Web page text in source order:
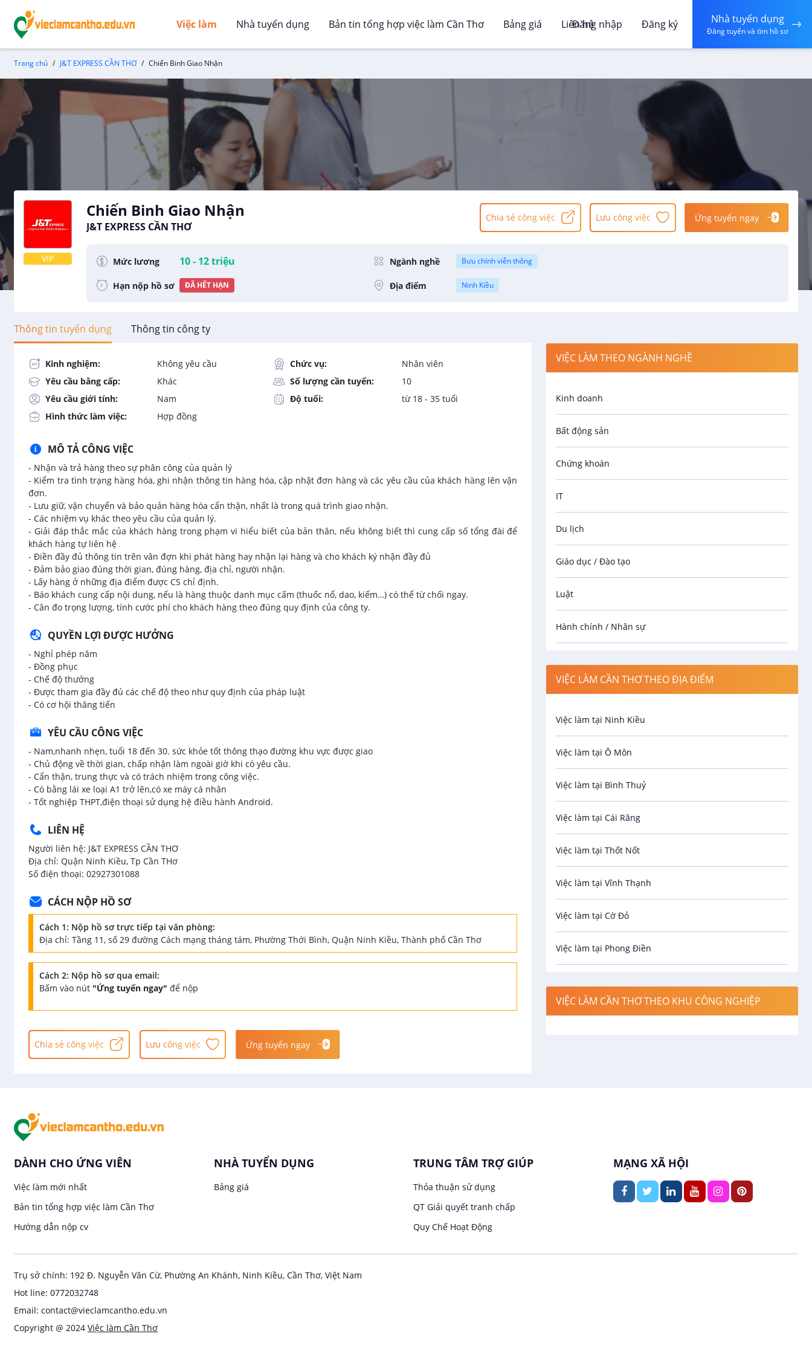
Việc làm Nhà tuyển dụng Bản tin tổng hợp việc làm Cần Thơ Bảng giá Liên hệ
Đăng nhập Đăng ký Nhà tuyển dụng
Đăng tuyển và tìm hồ sơ
Trang chủ J&T EXPRESS CẦN THƠ Chiến Binh Giao Nhận
VIP
Chiến Binh Giao Nhận
J&T EXPRESS CẦN THƠ
Chia sẻ công việc Lưu công việc Ứng tuyển ngay
Mức lương 10 - 12 triệu Ngành nghề Bưu chính viễn thông
Hạn nộp hồ sơ ĐÃ HẾT HẠN Địa điểm Ninh Kiều
Thông tin tuyển dụng Thông tin công ty
Kinh nghiệm: Không yêu cầu Chức vụ:
Nhân viên
Yêu cầu bằng cấp:
Khác Số lượng cần tuyển:
10
Yêu cầu giới tính:
Nam Độ tuổi:
từ 18 - 35 tuổi
Hình thức làm việc:
Hợp đồng
MÔ TẢ CÔNG VIỆC
- Nhận và trả hàng theo sự phân công của quản lý
- Kiểm tra tình trạng hàng hóa, ghi nhận thông tin hàng hóa, cập nhật đơn hàng và các yêu cầu của khách hàng lên vận
đơn.
- Lưu giữ, vận chuyển và bảo quản hàng hóa cẩn thận, nhất là trong quá trình giao nhận.
- Các nhiệm vụ khác theo yêu cầu của quản lý.
- Giải đáp thắc mắc của khách hàng trong phạm vi hiểu biết của bản thân, nếu không biết thì cung cấp số tổng đài để
khách hàng tự liên hệ
- Điền đầy đủ thông tin trên vân đợn khi phát hàng hay nhận lại hàng và cho khách ký nhận đầy đủ
- Đảm bảo giao đúng thời gian, đúng hàng, địa chỉ, người nhận.
- Lấy hàng ở những địa điểm được CS chỉ định.
- Báo khách cung cấp nội dung, nếu là hàng thuộc danh mục cấm (thuốc nổ, dao, kiếm…) có thể từ chối ngay.
- Cân đo trọng lượng, tính cước phí cho khách hàng theo đúng quy định của công ty.
QUYỀN LỢI ĐƯỢC HƯỞNG
- Nghỉ phép năm
- Đồng phục
- Chế độ thưởng
- Được tham gia đầy đủ các chế độ theo như quy định của pháp luật
- Có cơ hội thăng tiến
YÊU CẦU CÔNG VIỆC
- Nam,nhanh nhẹn, tuổi 18 đến 30. sức khỏe tốt thông thạo đường khu vực được giao
- Chủ động về thời gian, chấp nhận làm ngoài giờ khi có yêu cầu.
- Cẩn thận, trung thực và có trách nhiệm trong công việc.
- Có bằng lái xe loại A1 trở lên,có xe máy cá nhân
- Tốt nghiệp THPT,điện thoại sử dụng hệ điều hành Android.
LIÊN HỆ
Người liên hệ: J&T EXPRESS CẦN THƠ
Địa chỉ: Quận Ninh Kiều, Tp Cần THơ
Số điện thoại: 02927301088
CÁCH NỘP HỒ SƠ
Cách 1: Nộp hồ sơ trực tiếp tại văn phòng:
Địa chỉ: Tầng 11, số 29 đường Cách mạng tháng tám, Phường Thới Bình, Quận Ninh Kiều, Thành phố Cần Thơ
Cách 2: Nộp hồ sơ qua email:
Bấm vào nút "Ứng tuyển ngay" để nộp
Chia sẻ công việc Lưu công việc Ứng tuyển ngay
VIỆC LÀM THEO NGÀNH NGHỀ
Kinh doanh
Bất động sản
Chứng khoán
IT
Du lịch
Giáo dục / Đào tạo
Luật
Hành chính / Nhân sự
Spa
Bảo Vệ
An toàn lao động
Bảo hiểm
Biên phiên dịch
Bưu chính viễn thông
Cơ khí
Công nghệ sinh học
Công nghệ thực phẩm
Điện / Điện tử / Điện lạnh
Hàng hải / Hàng không
Lao Động Phổ Thông
VIỆC LÀM CẦN THƠ THEO ĐỊA ĐIỂM
Việc làm tại Ninh Kiều
Việc làm tại Ô Môn
Việc làm tại Bình Thuỷ
Việc làm tại Cái Răng
Việc làm tại Thốt Nốt
Việc làm tại Vĩnh Thạnh
Việc làm tại Cờ Đỏ
Việc làm tại Phong Điền
Việc làm tại Cái Khế
VIỆC LÀM CẦN THƠ THEO KHU CÔNG NGHIỆP
DÀNH CHO ỨNG VIÊN
Việc làm mới nhất
Bản tin tổng hợp việc làm Cần Thơ
Hướng dẫn nộp cv
NHÀ TUYỂN DỤNG
Bảng giá
TRUNG TÂM TRỢ GIÚP
Thỏa thuận sử dụng
QT Giải quyết tranh chấp
Quy Chế Hoạt Động
MẠNG XÃ HỘI
Trụ sở chính: 192 Đ. Nguyễn Văn Cừ, Phường An Khánh, Ninh Kiều, Cần Thơ, Việt Nam
Hot line: 0772032748
Email: contact@vieclamcantho.edu.vn
Copyright @ 2024 Việc làm Cần Thơ